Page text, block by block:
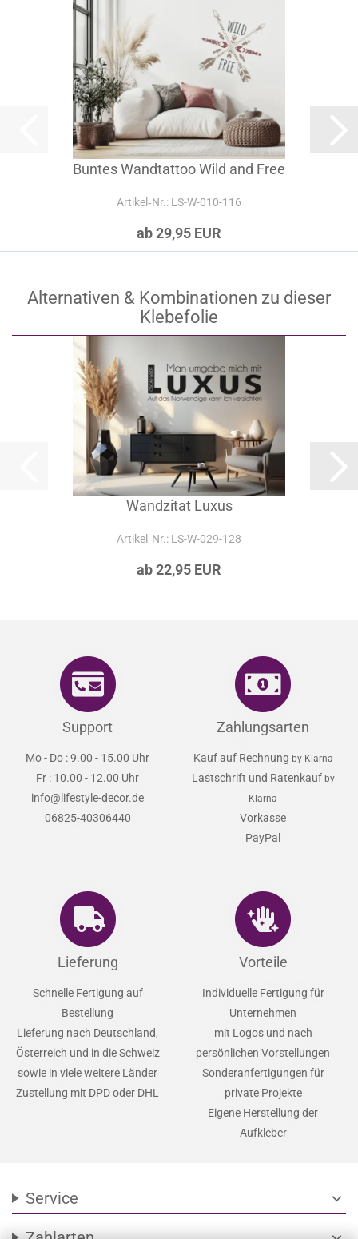
Buntes Wandtattoo Wild and Free
Artikel‑Nr.: LS-W-010-116
ab 29,95 EUR
Alternativen & Kombinationen zu dieser
Klebefolie
Wandzitat Luxus
Artikel‑Nr.: LS-W-029-128
ab 22,95 EUR
Support
Mo - Do : 9.00 - 15.00 Uhr
Fr : 10.00 - 12.00 Uhr
info@lifestyle-decor.de
06825-40306440
Zahlungsarten
Kauf auf Rechnung by Klarna
Lastschrift und Ratenkauf by
Klarna
Vorkasse
PayPal
Lieferung
Schnelle Fertigung auf
Bestellung
Lieferung nach Deutschland,
Österreich und in die Schweiz
sowie in viele weitere Länder
Zustellung mit DPD oder DHL
Vorteile
Individuelle Fertigung für
Unternehmen
mit Logos und nach
persönlichen Vorstellungen
Sonderanfertigungen für
private Projekte
Eigene Herstellung der
Aufkleber
Service expand_more